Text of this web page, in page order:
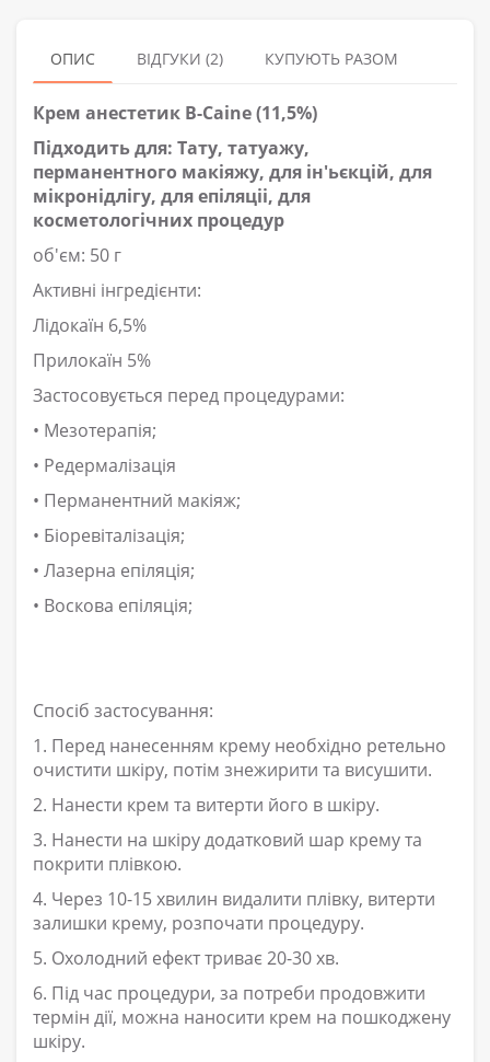
ОПИС ВІДГУКИ (2) КУПУЮТЬ РАЗОМ
Крем анестетик B-Caine (11,5%)
Підходить для: Тату, татуажу,
перманентного макіяжу, для ін'ьєкцій, для
мікронідлігу, для епіляціі, для
косметологічних процедур
об'єм: 50 г
Активні інгредієнти:
Лідокаїн 6,5%
Прилокаїн 5%
Застосовується перед процедурами:
• Мезотерапія;
• Редермалізація
• Перманентний макіяж;
• Біоревіталізація;
• Лазерна епіляція;
• Воскова епіляція;
Спосіб застосування:
1. Перед нанесенням крему необхідно ретельно
очистити шкіру, потім знежирити та висушити.
2. Нанести крем та витерти його в шкіру.
3. Нанести на шкіру додатковий шар крему та
покрити плівкою.
4. Через 10-15 хвилин видалити плівку, витерти
залишки крему, розпочати процедуру.
5. Охолодний ефект триває 20-30 хв.
6. Під час процедури, за потреби продовжити
термін дії, можна наносити крем на пошкоджену
шкіру.